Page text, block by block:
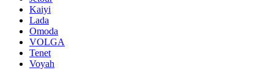
Kaiyi
Lada
Omoda
VOLGA
Tenet
Voyah